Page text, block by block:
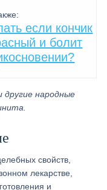
если кончик
и болит
народные
свойств,
лекарстве,
и